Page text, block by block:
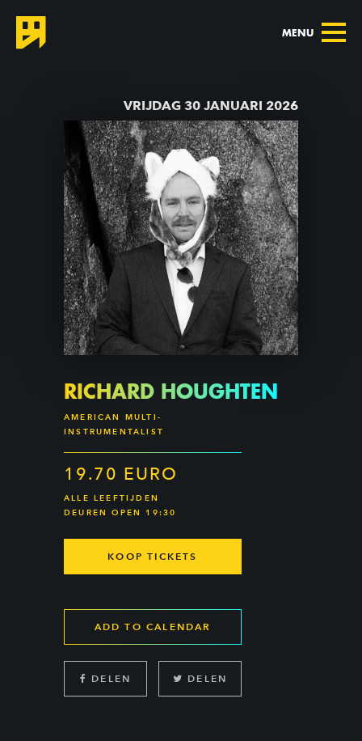
MENU
VRIJDAG 30 JANUARI 2026
RICHARD HOUGHTEN
AMERICAN MULTI-
INSTRUMENTALIST
19.70 EURO
ALLE LEEFTIJDEN
DEUREN OPEN 19:30
KOOP TICKETS
ADD TO CALENDAR
DELEN DELEN